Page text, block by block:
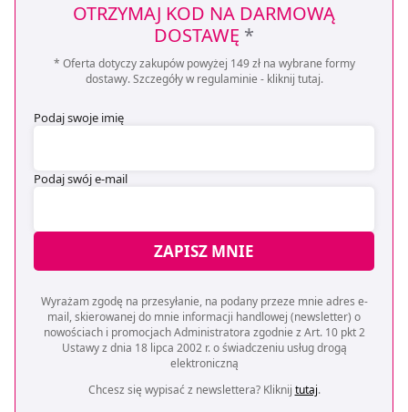
OTRZYMAJ KOD NA DARMOWĄ
DOSTAWĘ *
* Oferta dotyczy zakupów powyżej 149 zł na wybrane formy
dostawy. Szczegóły w regulaminie - kliknij tutaj.
Podaj swoje imię
Podaj swój e-mail
ZAPISZ MNIE
Wyrażam zgodę na przesyłanie, na podany przeze mnie adres e-
mail, skierowanej do mnie informacji handlowej (newsletter) o
nowościach i promocjach Administratora zgodnie z Art. 10 pkt 2
Ustawy z dnia 18 lipca 2002 r. o świadczeniu usług drogą
elektroniczną
Chcesz się wypisać z newslettera? Kliknij tutaj.